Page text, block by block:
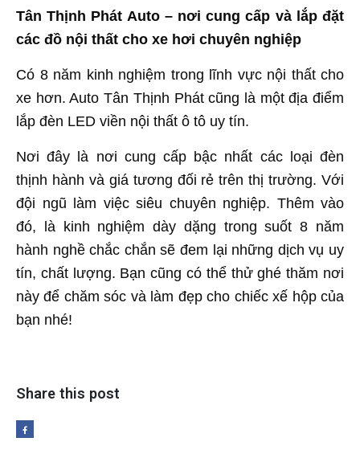
Tân Thịnh Phát Auto – nơi cung cấp và lắp đặt
các đồ nội thất cho xe hơi chuyên nghiệp
Có 8 năm kinh nghiệm trong lĩnh vực nội thất cho
xe hơn. Auto Tân Thịnh Phát cũng là một địa điểm
lắp đèn LED viền nội thất ô tô uy tín.
Nơi đây là nơi cung cấp bậc nhất các loại đèn
thịnh hành và giá tương đối rẻ trên thị trường. Với
đội ngũ làm việc siêu chuyên nghiệp. Thêm vào
đó, là kinh nghiệm dày dặng trong suốt 8 năm
hành nghề chắc chắn sẽ đem lại những dịch vụ uy
tín, chất lượng. Bạn cũng có thể thử ghé thăm nơi
này để chăm sóc và làm đẹp cho chiếc xế hộp của
bạn nhé!
Share this post